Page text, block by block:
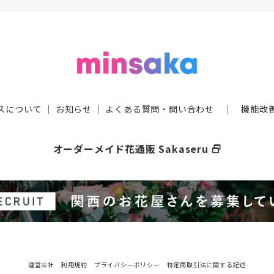
について ｜ お知らせ ｜ よくある質問・問い合わせ ｜機能改
オーダーメイド花通販 Sakaseru select_window
運営会社 利用規約 プライバシーポリシー 特定商取引法に関する記述